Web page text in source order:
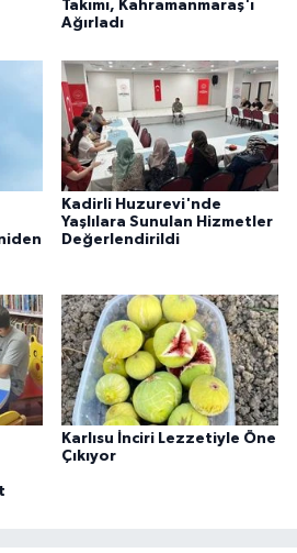
Takımı, Kahramanmaraş'ı
Ağırladı
Kadirli Huzurevi'nde
Yaşlılara Sunulan Hizmetler
Değerlendirildi
Karlısu İnciri Lezzetiyle Öne
Çıkıyor